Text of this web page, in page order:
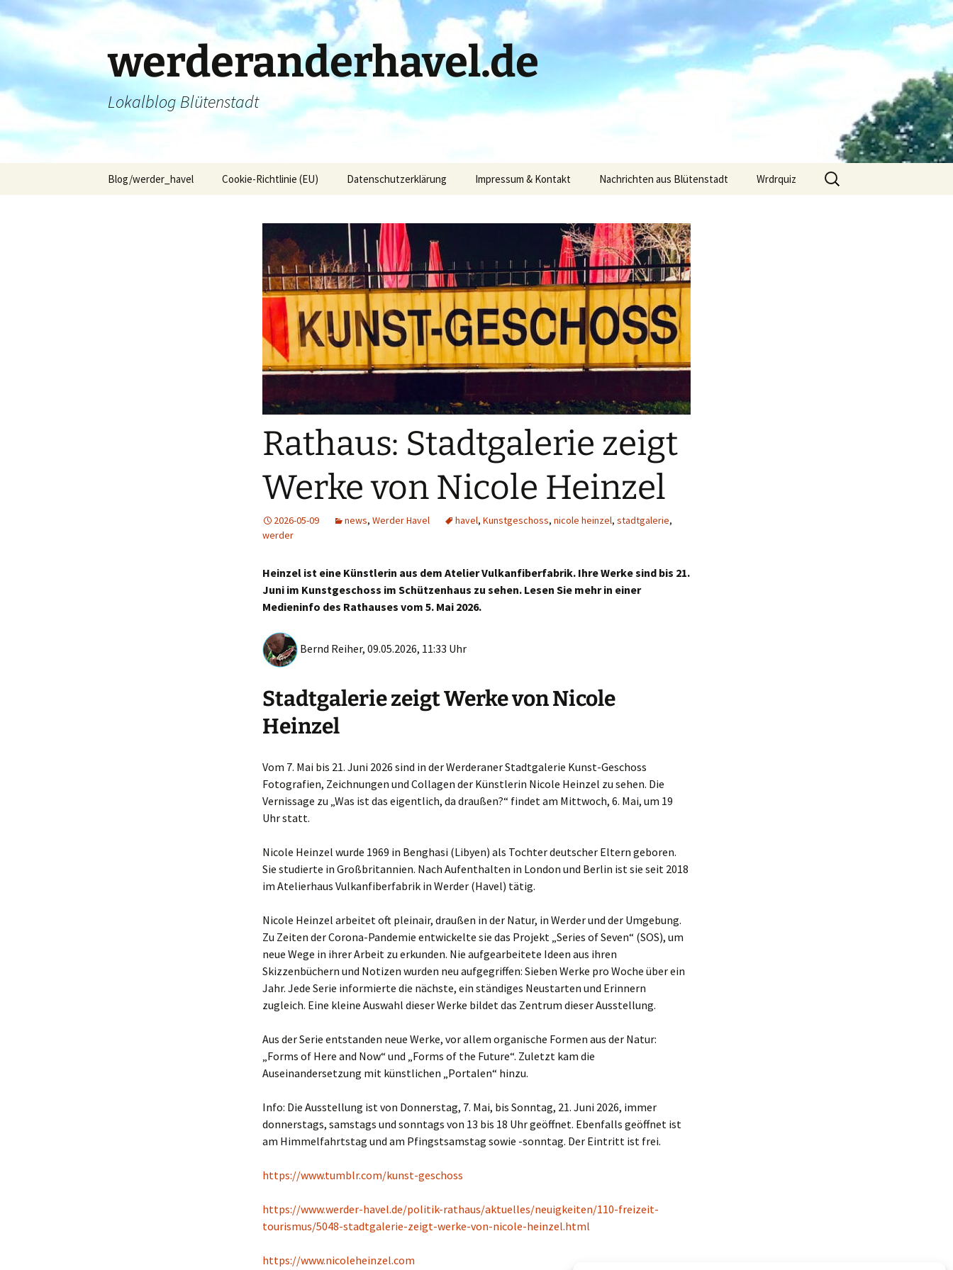
Zum
Inhalt
springen
werderanderhavel.de
Lokalblog Blütenstadt
Blog/werder_havel Cookie-Richtlinie (EU) Datenschutzerklärung Impressum & Kontakt Nachrichten aus Blütenstadt Wrdrquiz
Suchen
nach:
Rathaus: Stadtgalerie zeigt
Werke von Nicole Heinzel
2026-05-09 news, Werder Havel havel, Kunstgeschoss, nicole heinzel, stadtgalerie,
werder
Heinzel ist eine Künstlerin aus dem Atelier Vulkanfiberfabrik. Ihre Werke sind bis 21.
Juni im Kunstgeschoss im Schützenhaus zu sehen. Lesen Sie mehr in einer
Medieninfo des Rathauses vom 5. Mai 2026.
Bernd Reiher, 09.05.2026, 11:33 Uhr
Stadtgalerie zeigt Werke von Nicole
Heinzel
Vom 7. Mai bis 21. Juni 2026 sind in der Werderaner Stadtgalerie Kunst-Geschoss
Fotografien, Zeichnungen und Collagen der Künstlerin Nicole Heinzel zu sehen. Die
Vernissage zu „Was ist das eigentlich, da draußen?“ findet am Mittwoch, 6. Mai, um 19
Uhr statt.
Nicole Heinzel wurde 1969 in Benghasi (Libyen) als Tochter deutscher Eltern geboren.
Sie studierte in Großbritannien. Nach Aufenthalten in London und Berlin ist sie seit 2018
im Atelierhaus Vulkanfiberfabrik in Werder (Havel) tätig.
Nicole Heinzel arbeitet oft pleinair, draußen in der Natur, in Werder und der Umgebung.
Zu Zeiten der Corona-Pandemie entwickelte sie das Projekt „Series of Seven“ (SOS), um
neue Wege in ihrer Arbeit zu erkunden. Nie aufgearbeitete Ideen aus ihren
Skizzenbüchern und Notizen wurden neu aufgegriffen: Sieben Werke pro Woche über ein
Jahr. Jede Serie informierte die nächste, ein ständiges Neustarten und Erinnern
zugleich. Eine kleine Auswahl dieser Werke bildet das Zentrum dieser Ausstellung.
Aus der Serie entstanden neue Werke, vor allem organische Formen aus der Natur:
„Forms of Here and Now“ und „Forms of the Future“. Zuletzt kam die
Auseinandersetzung mit künstlichen „Portalen“ hinzu.
Info: Die Ausstellung ist von Donnerstag, 7. Mai, bis Sonntag, 21. Juni 2026, immer
donnerstags, samstags und sonntags von 13 bis 18 Uhr geöffnet. Ebenfalls geöffnet ist
am Himmelfahrtstag und am Pfingstsamstag sowie -sonntag. Der Eintritt ist frei.
https://www.tumblr.com/kunst-geschoss
https://www.werder-havel.de/politik-rathaus/aktuelles/neuigkeiten/110-freizeit-
tourismus/5048-stadtgalerie-zeigt-werke-von-nicole-heinzel.html
https://www.nicoleheinzel.com